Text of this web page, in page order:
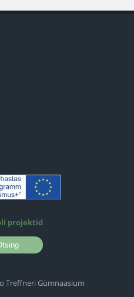
projektid
Treffneri Gümnaasium